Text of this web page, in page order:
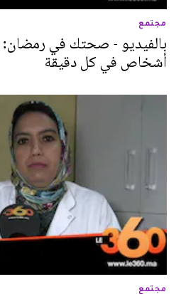
مجتمع
أشخاص في كل دقيقة
مجتمع